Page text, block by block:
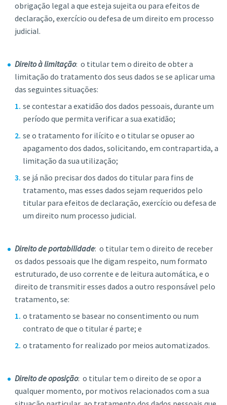
obrigação legal a que esteja sujeita ou para efeitos de
declaração, exercício ou defesa de um direito em processo
judicial.
Direito à limitação: o titular tem o direito de obter a
limitação do tratamento dos seus dados se se aplicar uma
das seguintes situações:
se contestar a exatidão dos dados pessoais, durante um
período que permita verificar a sua exatidão;
se o tratamento for ilícito e o titular se opuser ao
apagamento dos dados, solicitando, em contrapartida, a
limitação da sua utilização;
se já não precisar dos dados do titular para fins de
tratamento, mas esses dados sejam requeridos pelo
titular para efeitos de declaração, exercício ou defesa de
um direito num processo judicial.
Direito de portabilidade: o titular tem o direito de receber
os dados pessoais que lhe digam respeito, num formato
estruturado, de uso corrente e de leitura automática, e o
direito de transmitir esses dados a outro responsável pelo
tratamento, se:
o tratamento se basear no consentimento ou num
contrato de que o titular é parte; e
o tratamento for realizado por meios automatizados.
Direito de oposição: o titular tem o direito de se opor a
qualquer momento, por motivos relacionados com a sua